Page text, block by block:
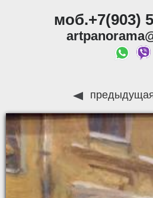
моб.+7(903)